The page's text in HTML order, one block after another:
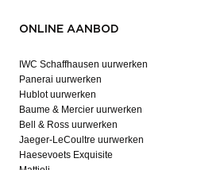
ONLINE AANBOD
IWC Schaffhausen uurwerken
Panerai uurwerken
Hublot uurwerken
Baume & Mercier uurwerken
Bell & Ross uurwerken
Jaeger-LeCoultre uurwerken
Haesevoets Exquisite